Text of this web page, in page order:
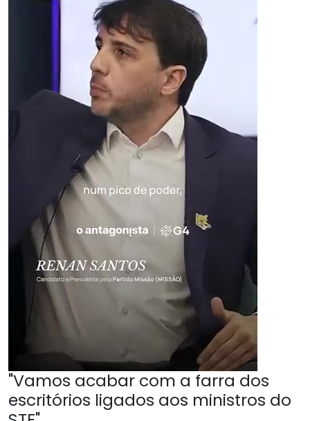
"Vamos acabar com a farra dos
escritórios ligados aos ministros do